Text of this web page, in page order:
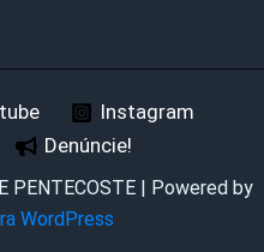
Instagram
Denúncie!
PENTECOSTE | Powered by
WordPress